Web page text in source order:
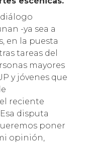
-ya sea a
en la puesta
tareas del
mayores
y jóvenes que
reciente
disputa
poner
opinión,